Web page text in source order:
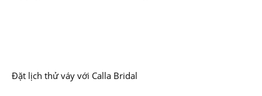
Đặt lịch thử váy với Calla Bridal